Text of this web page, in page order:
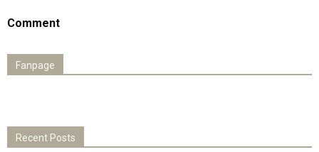
Comment
Fanpage
Recent Posts